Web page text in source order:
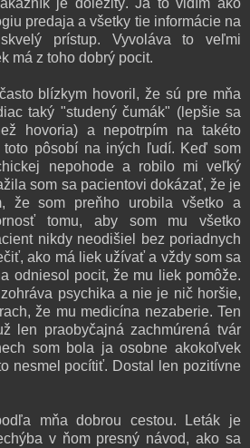
je dôležitý.Ja to vidím ako
predaja a všetky tie informácie na
prístup. Vyvoláva to veľmi
má z toho dobrý pocit.
blízkym hovoril, že sú pre mňa
taký "studený čumák" (lepšie sa
hovoria) a nepotrpím na takéto
toto pôsobí na iných ľudí. Keď som
nepohode a robilo mi veľký
som sa pacientovi dokázať, že je
že som preňho urobila všetko a
tomu, aby som mu všetko
nikdy neodišiel bez poriadnych
ako má liek užívať a vždy som sa
odniesol pocit, že mu liek pomôže.
psychika a nie je nič horšie,
že mu medicína nezaberie. Ten
len praobyčajná zachmúrená tvár
som bola ja osobne akokoľvek
nesmel pocítiť. Dostal len pozitívne
mňa dobrou cestou. Leták je
v ňom presný návod, ako sa